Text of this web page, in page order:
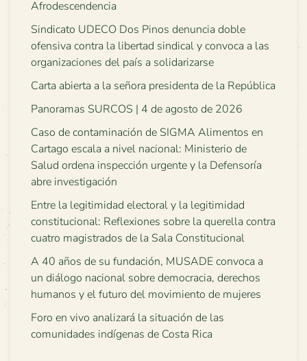
Afrodescendencia
Sindicato UDECO Dos Pinos denuncia doble
ofensiva contra la libertad sindical y convoca a las
organizaciones del país a solidarizarse
Carta abierta a la señora presidenta de la República
Panoramas SURCOS | 4 de agosto de 2026
Caso de contaminación de SIGMA Alimentos en
Cartago escala a nivel nacional: Ministerio de
Salud ordena inspección urgente y la Defensoría
abre investigación
Entre la legitimidad electoral y la legitimidad
constitucional: Reflexiones sobre la querella contra
cuatro magistrados de la Sala Constitucional
A 40 años de su fundación, MUSADE convoca a
un diálogo nacional sobre democracia, derechos
humanos y el futuro del movimiento de mujeres
Foro en vivo analizará la situación de las
comunidades indígenas de Costa Rica